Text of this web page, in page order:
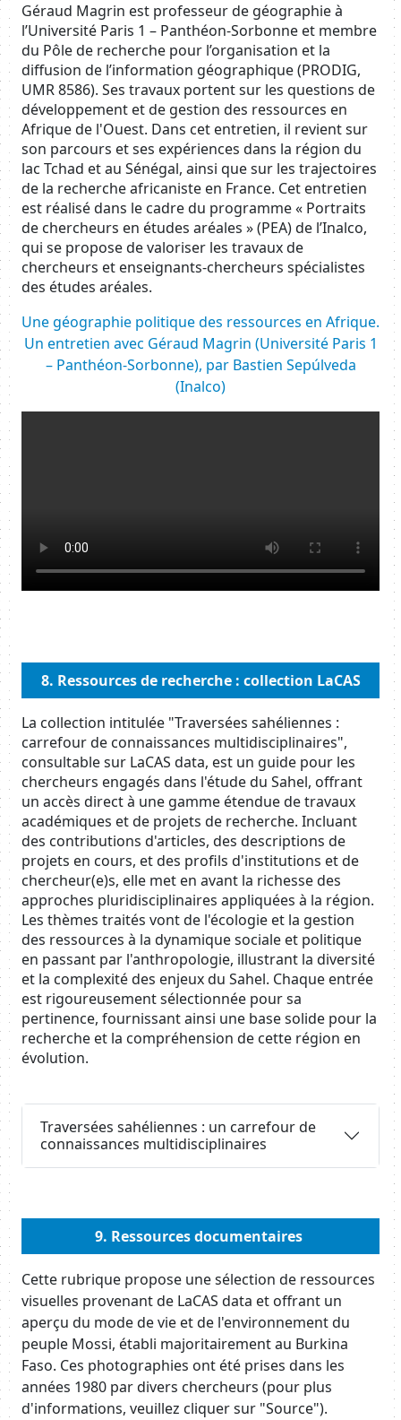
Géraud Magrin est professeur de géographie à
l’Université Paris 1 – Panthéon-Sorbonne et membre
du Pôle de recherche pour l’organisation et la
diffusion de l’information géographique (PRODIG,
UMR 8586). Ses travaux portent sur les questions de
développement et de gestion des ressources en
Afrique de l'Ouest. Dans cet entretien, il revient sur
son parcours et ses expériences dans la région du
lac Tchad et au Sénégal, ainsi que sur les trajectoires
de la recherche africaniste en France. Cet entretien
est réalisé dans le cadre du programme « Portraits
de chercheurs en études aréales » (PEA) de l’Inalco,
qui se propose de valoriser les travaux de
chercheurs et enseignants-chercheurs spécialistes
des études aréales.
Body
Une géographie politique des ressources en Afrique.
Un entretien avec Géraud Magrin (Université Paris 1
– Panthéon-Sorbonne), par Bastien Sepúlveda
(Inalco)
8. Ressources de recherche : collection LaCAS
La collection intitulée "Traversées sahéliennes :
carrefour de connaissances multidisciplinaires",
consultable sur LaCAS data, est un guide pour les
chercheurs engagés dans l'étude du Sahel, offrant
un accès direct à une gamme étendue de travaux
académiques et de projets de recherche. Incluant
des contributions d'articles, des descriptions de
projets en cours, et des profils d'institutions et de
chercheur(e)s, elle met en avant la richesse des
approches pluridisciplinaires appliquées à la région.
Les thèmes traités vont de l'écologie et la gestion
des ressources à la dynamique sociale et politique
en passant par l'anthropologie, illustrant la diversité
et la complexité des enjeux du Sahel. Chaque entrée
est rigoureusement sélectionnée pour sa
pertinence, fournissant ainsi une base solide pour la
recherche et la compréhension de cette région en
évolution.
Traversées sahéliennes : un carrefour de
connaissances multidisciplinaires
9. Ressources documentaires
Cette rubrique propose une sélection de ressources
visuelles provenant de LaCAS data et offrant un
aperçu du mode de vie et de l'environnement du
peuple Mossi, établi majoritairement au Burkina
Faso. Ces photographies ont été prises dans les
années 1980 par divers chercheurs (pour plus
d'informations, veuillez cliquer sur "Source").